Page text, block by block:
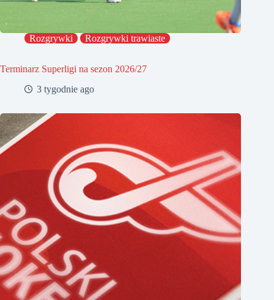
Rozgrywki Rozgrywki trawiaste
Terminarz Superligi na sezon 2026/27
3 tygodnie ago